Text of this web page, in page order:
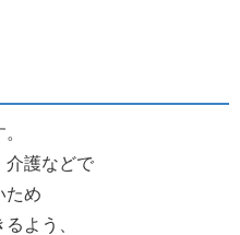
介護などで
ため
よう、